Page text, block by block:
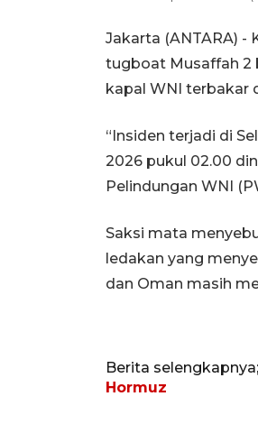
Jakarta (ANTARA) -
tugboat Musaffah 2
kapal WNI terbakar
“Insiden terjadi di
2026 pukul 02.00
Pelindungan WNI
Saksi mata
ledakan yang
dan Oman masih
Berita selengkapnya;
Hormuz